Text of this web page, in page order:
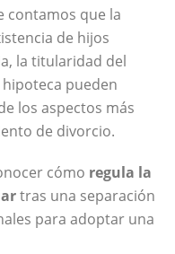
contamos que la
de hijos
la titularidad del
pueden
los aspectos más
de divorcio.
cómo regula la
tras una separación
para adoptar una